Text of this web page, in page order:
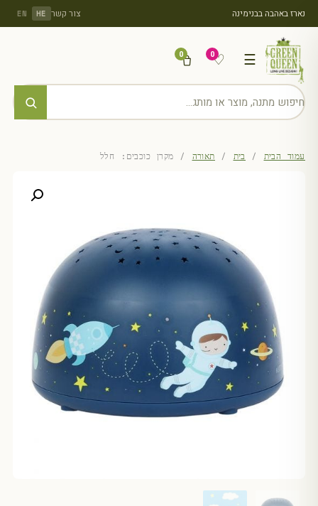
נארז באהבה בבנימינה צור קשר HE
EN
☰
♡
0
0
עמוד הבית / בית / תאורה / מקרן כוכבים: חלל